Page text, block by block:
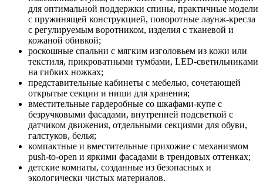
для оптимальной поддержки спины, практичные модели
с пружинящей конструкцией, поворотные лаунж-кресла
с регулируемым воротником, изделия с тканевой и
кожаной обивкой;
роскошные спальни с мягким изголовьем из кожи или
текстиля, прикроватными тумбами, LED-светильниками
на гибких ножках;
представительные кабинеты с мебелью, сочетающей
открытые секции и ниши для хранения;
вместительные гардеробные со шкафами-купе с
безручковыми фасадами, внутренней подсветкой с
датчиком движения, отдельными секциями для обуви,
галстуков, белья;
компактные и вместительные прихожие с механизмом
push-to-open и яркими фасадами в трендовых оттенках;
детские комнаты, созданные из безопасных и
экологически чистых материалов.